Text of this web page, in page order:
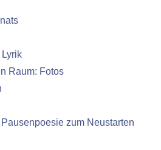
Raum: Fotos
zum Neustarten